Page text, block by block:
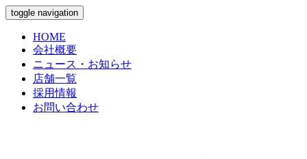
toggle navigation
HOME
会社概要
ニュース・お知らせ
店舗一覧
採用情報
お問い合わせ